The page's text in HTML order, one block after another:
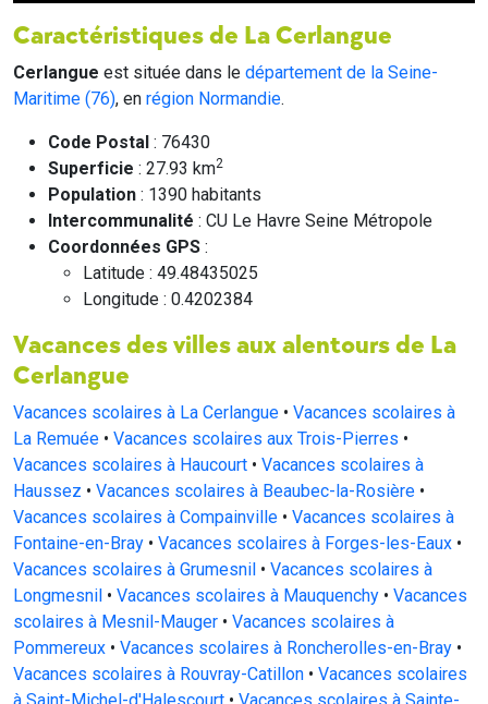
Caractéristiques de La Cerlangue
Cerlangue est située dans le département de la Seine-
Maritime (76), en région Normandie.
Code Postal : 76430
Superficie : 27.93 km2
Population : 1390 habitants
Intercommunalité : CU Le Havre Seine Métropole
Coordonnées GPS :
Latitude : 49.48435025
Longitude : 0.4202384
Vacances des villes aux alentours de La
Cerlangue
Vacances scolaires à La Cerlangue • Vacances scolaires à
La Remuée • Vacances scolaires aux Trois-Pierres •
Vacances scolaires à Haucourt • Vacances scolaires à
Haussez • Vacances scolaires à Beaubec-la-Rosière •
Vacances scolaires à Compainville • Vacances scolaires à
Fontaine-en-Bray • Vacances scolaires à Forges-les-Eaux •
Vacances scolaires à Grumesnil • Vacances scolaires à
Longmesnil • Vacances scolaires à Mauquenchy • Vacances
scolaires à Mesnil-Mauger • Vacances scolaires à
Pommereux • Vacances scolaires à Roncherolles-en-Bray •
Vacances scolaires à Rouvray-Catillon • Vacances scolaires